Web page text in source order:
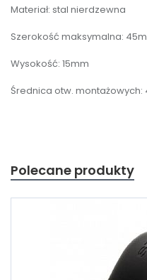
Materiał: stal nierdzewna
Szerokość maksymalna:
Wysokość: 15mm
Średnica otw. montażowych:
Polecane produkty